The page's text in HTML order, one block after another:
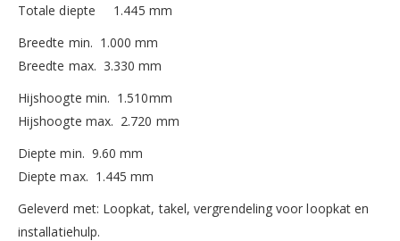
Totale diepte 1.445 mm
Breedte min. 1.000 mm
Breedte max. 3.330 mm
Hijshoogte min. 1.510mm
Hijshoogte max. 2.720 mm
Diepte min. 9.60 mm
Diepte max. 1.445 mm
Geleverd met: Loopkat, takel, vergrendeling voor loopkat en
installatiehulp.